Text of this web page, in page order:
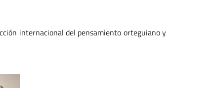
internacional del pensamiento orteguiano y